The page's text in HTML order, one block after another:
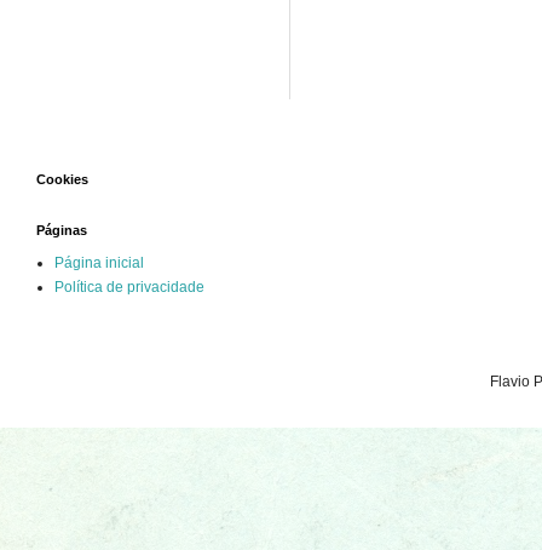
Cookies
Páginas
Página inicial
Política de privacidade
Flavio